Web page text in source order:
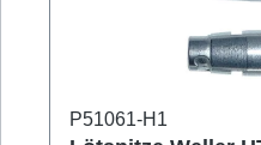
P51061-H1